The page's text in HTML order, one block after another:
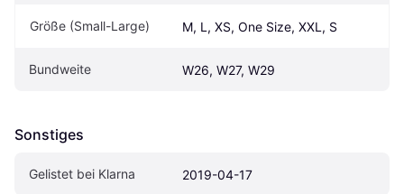
Größe (Small-Large) M, L, XS, One Size, XXL, S
Bundweite W26, W27, W29
Sonstiges
Gelistet bei Klarna 2019-04-17